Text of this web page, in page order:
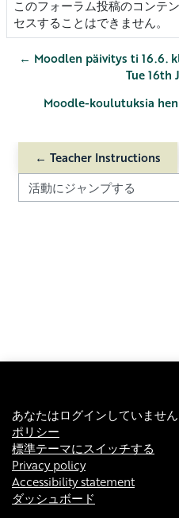
このフォーラム投稿のコンテ
セスすることはできません。
← Moodlen päivitys ti 16.6.
Tue 16th
Moodle-koulutuksia
← Teacher Instructions
活動にジャンプする
あなたはログインしていませ
ポリシー
標準テーマにスイッチする
Privacy policy
Accessibility statement
ダッシュボード